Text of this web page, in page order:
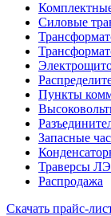
Силовые
Пункты
Запасные
Траверсы
Распродажа
Скачать прайс-